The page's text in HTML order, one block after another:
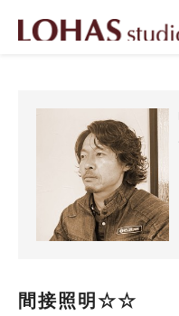
間接照明☆☆